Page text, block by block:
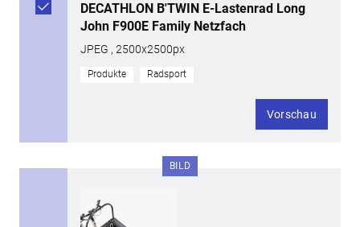
DECATHLON B'TWIN E-Lastenrad Long
John F900E Family Netzfach
JPEG , 2500x2500px
Produkte Radsport
Vorschau
BILD